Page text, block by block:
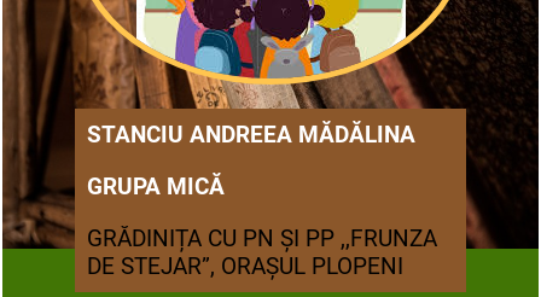
STANCIU ANDREEA MĂDĂLINA
GRUPA MICĂ
GRĂDINIȚA CU PN ȘI PP ,,FRUNZA
DE STEJAR”, ORAȘUL PLOPENI